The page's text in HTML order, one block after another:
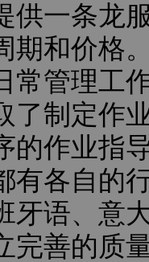
供一条龙
期和价格
常管理工
了制定作
的作业指
有各自的
牙语、意
完善的质